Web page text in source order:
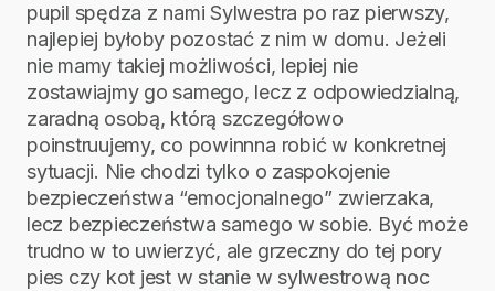
pupil spędza z nami Sylwestra po raz pierwszy,
najlepiej byłoby pozostać z nim w domu. Jeżeli
nie mamy takiej możliwości, lepiej nie
zostawiajmy go samego, lecz z odpowiedzialną,
zaradną osobą, którą szczegółowo
poinstruujemy, co powinnna robić w konkretnej
sytuacji. Nie chodzi tylko o zaspokojenie
bezpieczeństwa “emocjonalnego” zwierzaka,
lecz bezpieczeństwa samego w sobie. Być może
trudno w to uwierzyć, ale grzeczny do tej pory
pies czy kot jest w stanie w sylwestrową noc